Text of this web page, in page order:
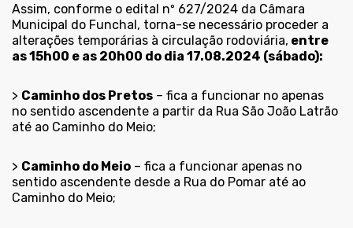
Assim, conforme o edital nº 627/2024 da Câmara
Municipal do Funchal, torna-se necessário proceder a
alterações temporárias à circulação rodoviária, entre
as 15h00 e as 20h00 do dia 17.08.2024 (sábado):
> Caminho dos Pretos – fica a funcionar no apenas
no sentido ascendente a partir da Rua São João Latrão
até ao Caminho do Meio;
> Caminho do Meio – fica a funcionar apenas no
sentido ascendente desde a Rua do Pomar até ao
Caminho do Meio;